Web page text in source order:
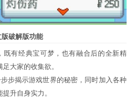
破解版功能
既有经典宝可梦，也有融合后的全新精
大家的收集欲。
步揭示游戏世界的秘密，同时加入各种
升自身实力。